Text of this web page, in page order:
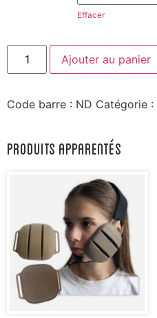
Effacer
quantité
STRAP4U
Ajouter au panier
Code barre : ND Catégorie :
Produits apparentés